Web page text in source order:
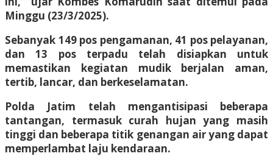
Minggu (23/3/2025).
Sebanyak 149 pos pengamanan, 41 pos pelayanan,
dan 13 pos terpadu telah disiapkan untuk
memastikan kegiatan mudik berjalan aman,
tertib, lancar, dan berkeselamatan.
Polda Jatim telah mengantisipasi beberapa
tantangan, termasuk curah hujan yang masih
tinggi dan beberapa titik genangan air yang dapat
memperlambat laju kendaraan.